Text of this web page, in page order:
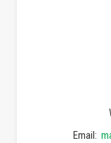
Email: